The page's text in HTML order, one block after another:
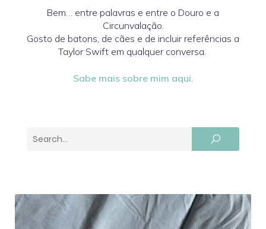
Bem… entre palavras e entre o Douro e a
Circunvalação.
Gosto de batons, de cães e de incluir referências a
Taylor Swift em qualquer conversa.
Sabe mais sobre mim aqui